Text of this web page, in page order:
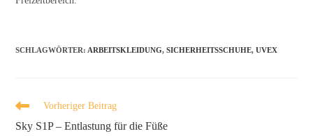
SCHLAGWÖRTER: ARBEITSKLEIDUNG, SICHERHEITSSCHUHE, UVEX
Vorheriger Beitrag
Sky S1P – Entlastung für die Füße